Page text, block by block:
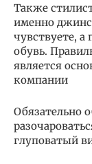
Также
именно
чувствуете,
обувь.
является
компании
Обязательно
глуповатый